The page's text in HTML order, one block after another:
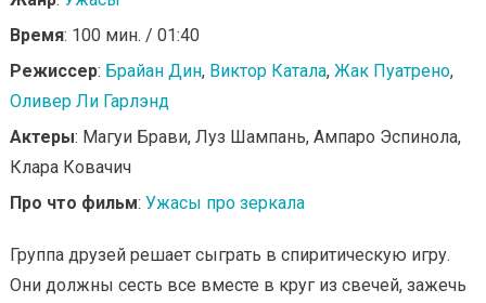
Время: 100 мин. / 01:40
Режиссер: Брайан Дин, Виктор Катала, Жак Пуатрено,
Оливер Ли Гарлэнд
Актеры: Магуи Брави, Луз Шампань, Ампаро Эспинола,
Клара Ковачич
Про что фильм: Ужасы про зеркала
Группа друзей решает сыграть в спиритическую игру.
Они должны сесть все вместе в круг из свечей, зажечь